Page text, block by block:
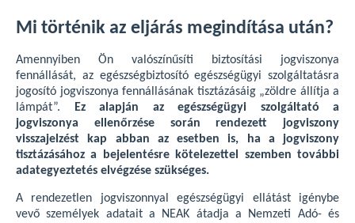
Mi történik az eljárás megindítása után?
Amennyiben Ön valószínűsíti biztosítási jogviszonya
fennállását, az egészségbiztosító egészségügyi szolgáltatásra
jogosító jogviszonya fennállásának tisztázásáig „zöldre állítja a
lámpát”.
Ez alapján az egészségügyi szolgáltató a
jogviszonya ellenőrzése során rendezett jogviszony
visszajelzést kap abban az esetben is, ha a jogviszony
tisztázásához a bejelentésre kötelezettel szemben további
adategyeztetés elvégzése szükséges.
A rendezetlen jogviszonnyal egészségügyi ellátást igénybe
vevő személyek adatait a NEAK átadja a Nemzeti Adó- és